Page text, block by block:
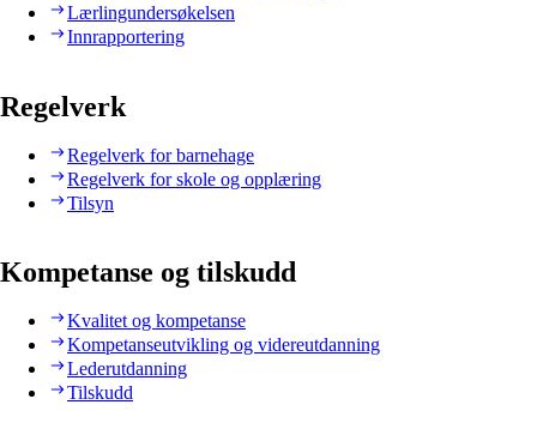
Lærlingundersøkelsen
Innrapportering
Regelverk
Regelverk for barnehage
Regelverk for skole og opplæring
Tilsyn
Kompetanse og tilskudd
Kvalitet og kompetanse
Kompetanseutvikling og videreutdanning
Lederutdanning
Tilskudd